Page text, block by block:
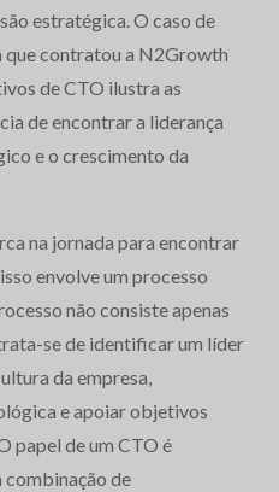
estratégica. O caso de
contratou a N2Growth
de CTO ilustra as
de encontrar a liderança
e o crescimento da
na jornada para encontrar
envolve um processo
não consiste apenas
se de identificar um líder
da empresa,
e apoiar objetivos
papel de um CTO é
de